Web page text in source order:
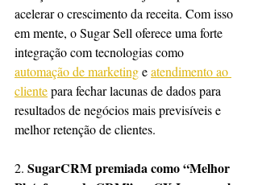
acelerar o crescimento da receita. Com isso
em mente, o Sugar Sell oferece uma forte
integração com tecnologias como
automação de marketing e atendimento ao
cliente para fechar lacunas de dados para
resultados de negócios mais previsíveis e
melhor retenção de clientes.
2. SugarCRM premiada como “Melhor